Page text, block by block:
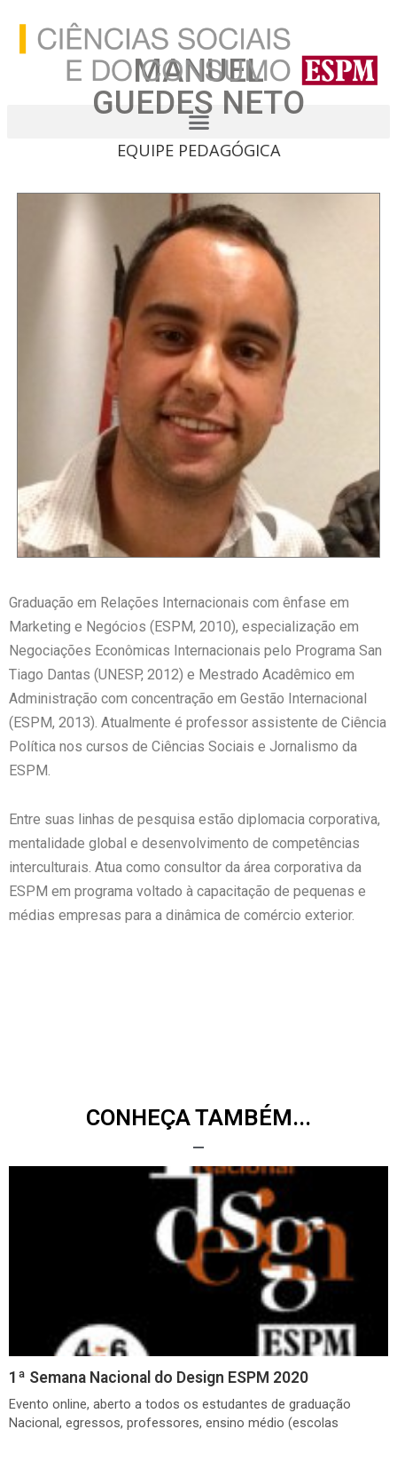
MANUEL
GUEDES NETO
EQUIPE PEDAGÓGICA
Graduação em Relações Internacionais com ênfase em
Marketing e Negócios (ESPM, 2010), especialização em
Negociações Econômicas Internacionais pelo Programa San
Tiago Dantas (UNESP, 2012) e Mestrado Acadêmico em
Administração com concentração em Gestão Internacional
(ESPM, 2013). Atualmente é professor assistente de Ciência
Política nos cursos de Ciências Sociais e Jornalismo da
ESPM.
Entre suas linhas de pesquisa estão diplomacia corporativa,
mentalidade global e desenvolvimento de competências
interculturais. Atua como consultor da área corporativa da
ESPM em programa voltado à capacitação de pequenas e
médias empresas para a dinâmica de comércio exterior.
CONHEÇA TAMBÉM...
1ª Semana Nacional do Design ESPM 2020
Evento online, aberto a todos os estudantes de graduação
Nacional, egressos, professores, ensino médio (escolas